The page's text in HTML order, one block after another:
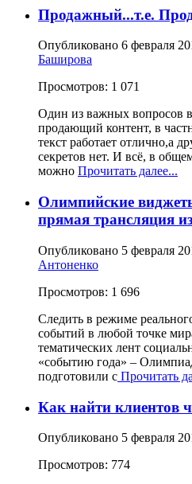
Продажный...т.е.
Опубликовано 6 февраля
Баширова
Просмотров: 1 071
Один из важных вопросов в
продающий контент, в
текст работает отлично,а
секретов нет. И всё, в
можно Прочитать далее...
Олимпийские
прямая трансляция
Опубликовано 5 февраля
Антоненко
Просмотров: 1 696
Cледить в режиме
событий в любой точке
тематических лент
«событию года» –
подготовили с Прочитать
Как найти клиентов
Опубликовано 5 февраля
Просмотров: 774